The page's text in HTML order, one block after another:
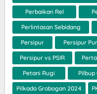
Perbaikan Rel
Perlintasan Sebidang
Persipur Persipur
Persipur vs PSIR
Petani Rugi Pilbup
Pilkada Grobogan 2024